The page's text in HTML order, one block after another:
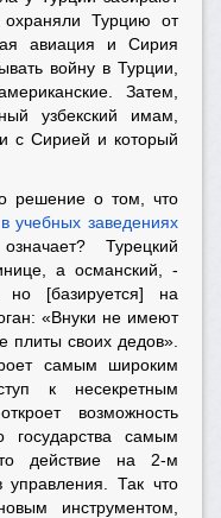
Турцию от
авиация и Сирия
войну в Турции,
Затем,
узбекский имам,
с Сирией и который
решение о том, что
учебных заведениях
Турецкий
а османский, -
[базируется] на
«Внуки не имеют
плиты своих дедов».
самым широким
к несекретным
возможность
государства самым
действие на 2-м
управления. Так что
инструментом,